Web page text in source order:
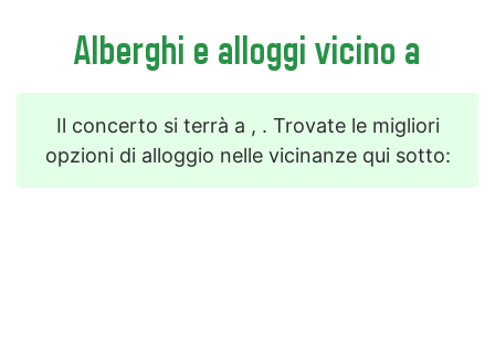
Alberghi e alloggi vicino a
Il concerto si terrà a , . Trovate le migliori
opzioni di alloggio nelle vicinanze qui sotto: